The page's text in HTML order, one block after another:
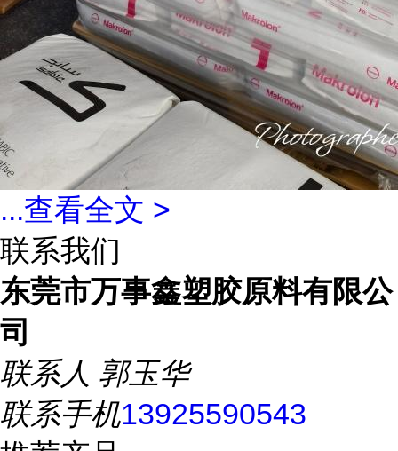
...查看全文 >
联系我们
东莞市万事鑫塑胶原料有限公
司
联系人 郭玉华
联系手机13925590543